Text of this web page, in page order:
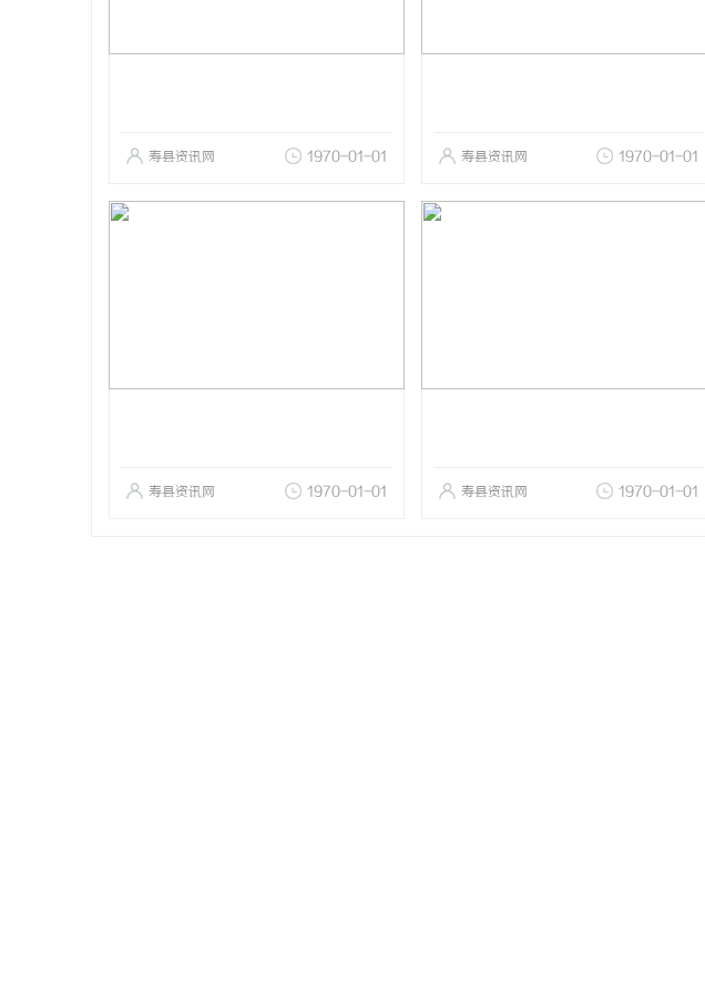
寿县资讯网 1970-01-01 寿县资讯网 1970-01-01
寿县资讯网 1970-01-01 寿县资讯网 1970-01-01